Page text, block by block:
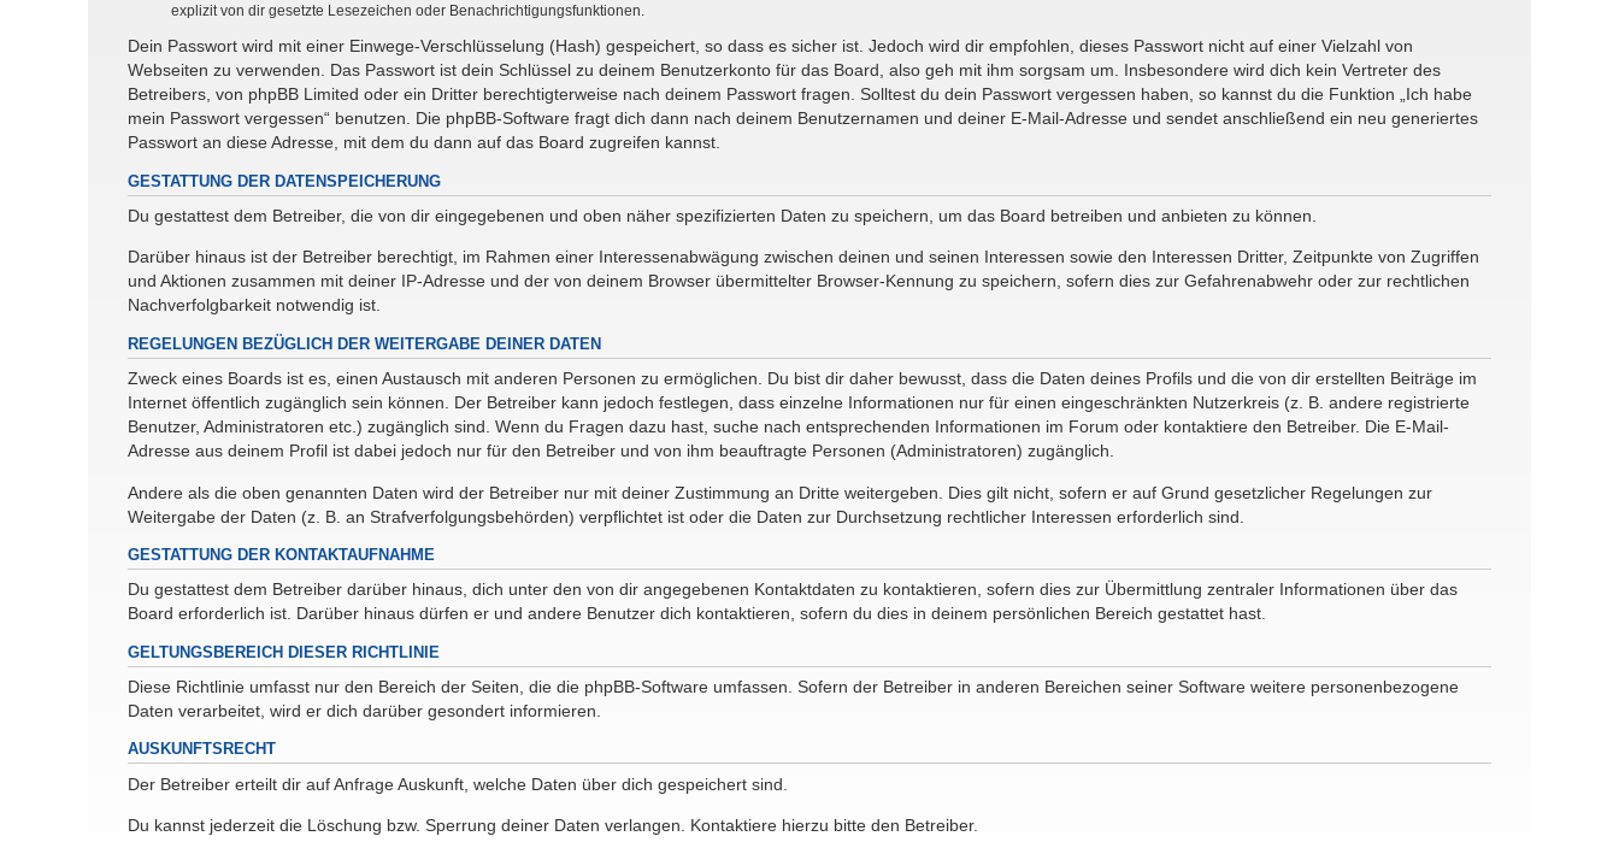
explizit von dir gesetzte Lesezeichen oder Benachrichtigungsfunktionen.
Dein Passwort wird mit einer Einwege-Verschlüsselung (Hash) gespeichert, so dass es sicher ist. Jedoch wird dir empfohlen, dieses Passwort nicht auf einer Vielzahl von
Webseiten zu verwenden. Das Passwort ist dein Schlüssel zu deinem Benutzerkonto für das Board, also geh mit ihm sorgsam um. Insbesondere wird dich kein Vertreter des
Betreibers, von phpBB Limited oder ein Dritter berechtigterweise nach deinem Passwort fragen. Solltest du dein Passwort vergessen haben, so kannst du die Funktion „Ich habe
mein Passwort vergessen“ benutzen. Die phpBB-Software fragt dich dann nach deinem Benutzernamen und deiner E-Mail-Adresse und sendet anschließend ein neu generiertes
Passwort an diese Adresse, mit dem du dann auf das Board zugreifen kannst.
GESTATTUNG DER DATENSPEICHERUNG
Du gestattest dem Betreiber, die von dir eingegebenen und oben näher spezifizierten Daten zu speichern, um das Board betreiben und anbieten zu können.
Darüber hinaus ist der Betreiber berechtigt, im Rahmen einer Interessenabwägung zwischen deinen und seinen Interessen sowie den Interessen Dritter, Zeitpunkte von Zugriffen
und Aktionen zusammen mit deiner IP-Adresse und der von deinem Browser übermittelter Browser-Kennung zu speichern, sofern dies zur Gefahrenabwehr oder zur rechtlichen
Nachverfolgbarkeit notwendig ist.
REGELUNGEN BEZÜGLICH DER WEITERGABE DEINER DATEN
Zweck eines Boards ist es, einen Austausch mit anderen Personen zu ermöglichen. Du bist dir daher bewusst, dass die Daten deines Profils und die von dir erstellten Beiträge im
Internet öffentlich zugänglich sein können. Der Betreiber kann jedoch festlegen, dass einzelne Informationen nur für einen eingeschränkten Nutzerkreis (z. B. andere registrierte
Benutzer, Administratoren etc.) zugänglich sind. Wenn du Fragen dazu hast, suche nach entsprechenden Informationen im Forum oder kontaktiere den Betreiber. Die E-Mail-
Adresse aus deinem Profil ist dabei jedoch nur für den Betreiber und von ihm beauftragte Personen (Administratoren) zugänglich.
Andere als die oben genannten Daten wird der Betreiber nur mit deiner Zustimmung an Dritte weitergeben. Dies gilt nicht, sofern er auf Grund gesetzlicher Regelungen zur
Weitergabe der Daten (z. B. an Strafverfolgungsbehörden) verpflichtet ist oder die Daten zur Durchsetzung rechtlicher Interessen erforderlich sind.
GESTATTUNG DER KONTAKTAUFNAHME
Du gestattest dem Betreiber darüber hinaus, dich unter den von dir angegebenen Kontaktdaten zu kontaktieren, sofern dies zur Übermittlung zentraler Informationen über das
Board erforderlich ist. Darüber hinaus dürfen er und andere Benutzer dich kontaktieren, sofern du dies in deinem persönlichen Bereich gestattet hast.
GELTUNGSBEREICH DIESER RICHTLINIE
Diese Richtlinie umfasst nur den Bereich der Seiten, die die phpBB-Software umfassen. Sofern der Betreiber in anderen Bereichen seiner Software weitere personenbezogene
Daten verarbeitet, wird er dich darüber gesondert informieren.
AUSKUNFTSRECHT
Der Betreiber erteilt dir auf Anfrage Auskunft, welche Daten über dich gespeichert sind.
Du kannst jederzeit die Löschung bzw. Sperrung deiner Daten verlangen. Kontaktiere hierzu bitte den Betreiber.